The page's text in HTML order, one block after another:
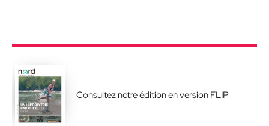
Consultez notre édition en version FLIP